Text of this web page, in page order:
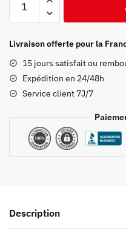
Demon
Sanemi
Shinazugawa
Dormant
Livraison offerte pour la
15 jours satisfait ou
Expédition en 24/48h
Service client 7J/7
Description